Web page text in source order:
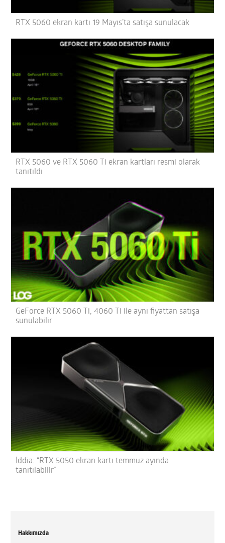
RTX 5060 ekran kartı 19 Mayıs’ta satışa sunulacak
RTX 5060 ve RTX 5060 Ti ekran kartları resmi olarak
tanıtıldı
GeForce RTX 5060 Ti, 4060 Ti ile aynı fiyattan satışa
sunulabilir
İddia: “RTX 5050 ekran kartı temmuz ayında
tanıtılabilir”
Hakkımızda